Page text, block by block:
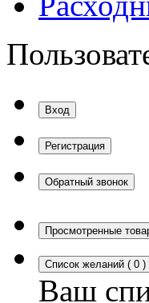
Вход
Регистрация
Обратный звонок
Просмотренные
Список желаний ( 0 )
Ваш